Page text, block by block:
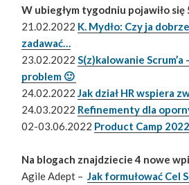
W ubiegłym tygodniu pojawiło
21.02.2022 K. Mydło: Czy ja
zadawać…
23.02.2022S(z)kalowanie
problem 🙂
24.02.2022Jak dział HR wspiera
24.03.2022 Refinementy dla
02-03.06.2022 Product Camp 2022
Na blogach znajdziecie 4 nowe
Agile Adept –Jak formułować Cel